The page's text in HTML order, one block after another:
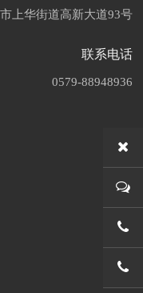
上华街道高新大道93号
联系电话
0579-88948936